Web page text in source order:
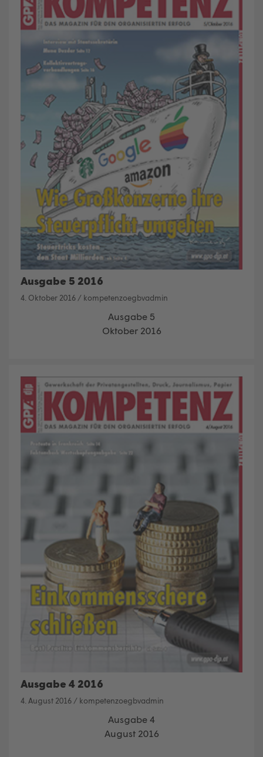
Ausgabe 5 2016
4. Oktober 2016 / kompetenzoegbvadmin
Ausgabe 5
Oktober 2016
Ausgabe 4 2016
4. August 2016 / kompetenzoegbvadmin
Ausgabe 4
August 2016